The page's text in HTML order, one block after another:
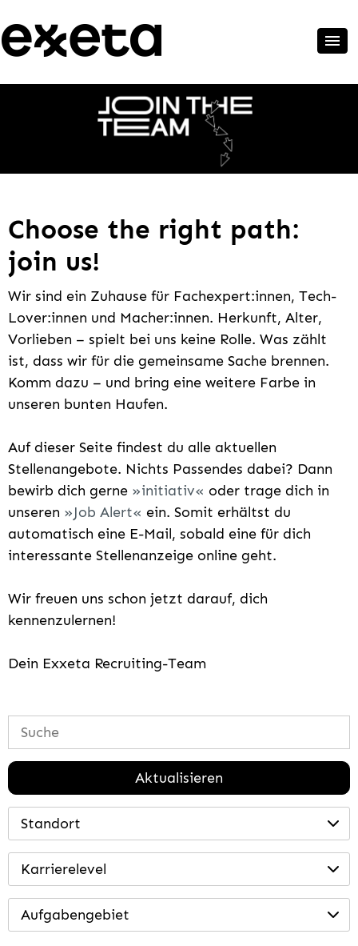
Choose the right path:
join us!
Wir sind ein Zuhause für Fachexpert:innen, Tech-
Lover:innen und Macher:innen. Herkunft, Alter,
Vorlieben – spielt bei uns keine Rolle. Was zählt
ist, dass wir für die gemeinsame Sache brennen.
Komm dazu – und bring eine weitere Farbe in
unseren bunten Haufen.
Auf dieser Seite findest du alle aktuellen
Stellenangebote. Nichts Passendes dabei? Dann
bewirb dich gerne
initiativ
oder trage dich in
unseren
Job Alert
ein. Somit erhältst du
automatisch eine E-Mail, sobald eine für dich
interessante Stellenanzeige online geht.
Wir freuen uns schon jetzt darauf, dich
kennenzulernen!
Dein Exxeta Recruiting-Team
Aktualisieren
Standort
Karrierelevel
Aufgabengebiet